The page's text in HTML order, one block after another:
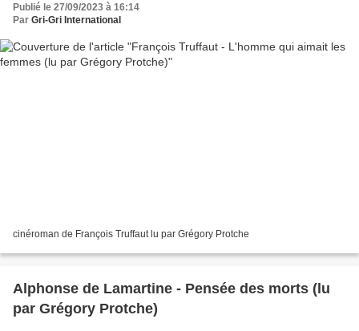
Publié le 27/09/2023 à 16:14
Par Gri-Gri International
cinéroman de François Truffaut lu par Grégory Protche
Alphonse de Lamartine - Pensée des morts (lu
par Grégory Protche)